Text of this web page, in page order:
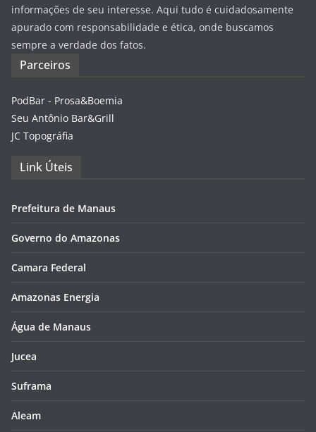
informações de seu interesse. Aqui tudo é cuidadosamente
apurado com responsabilidade e ética, onde buscamos
sempre a verdade dos fatos.
Parceiros
PodBar - Prosa&Boemia
Seu Antônio Bar&Grill
JC Topográfia
Link Úteis
Prefeitura de Manaus
Governo do Amazonas
Camara Federal
Amazonas Energia
Água de Manaus
Jucea
Suframa
Aleam